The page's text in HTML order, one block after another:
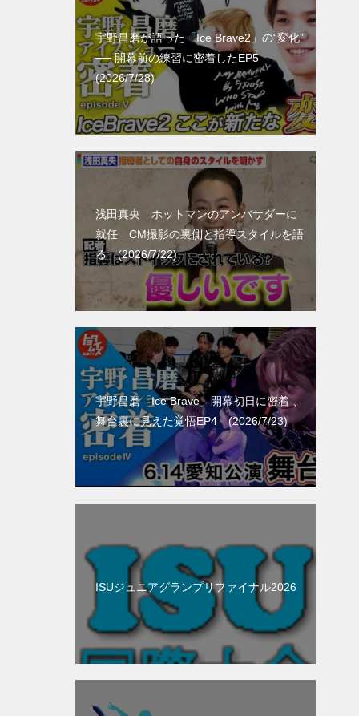
宇野昌磨が語った「Ice Brave2」の“変化”
── 開幕前の練習に密着したEP5
(2026/7/28)
浅田真央 ホットマンのアンバサダーに
就任 CM撮影の裏側と指導スタイルを語
る (2026/7/22)
宇野昌磨「Ice Brave」開幕初日に密着 、
舞台裏に見えた覚悟EP4 (2026/7/23)
ISUジュニアグランプリファイナル2026